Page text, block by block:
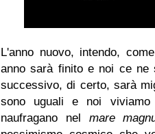
L'anno nuovo, intendo,
anno sarà finito e noi ce ne
successivo, di certo, sarà
sono uguali e noi viviamo
naufragano nel mare